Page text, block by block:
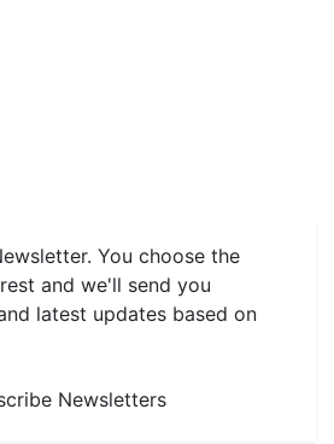
You choose the
and we'll send you
latest updates based on
Newsletters